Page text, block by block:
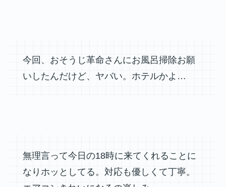
今回、おそうじ革命さんにお風呂掃除お願
いしたんだけど、ヤバい。ホテルかよ…
無理言って今日の18時に来てくれることに
なりホッとしてる。対応も優しくて丁寧。